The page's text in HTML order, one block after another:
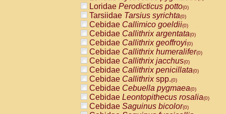
Loridae Perodicticus potto(0)
Tarsiidae Tarsius syrichta(0)
Cebidae Callimico goeldii(0)
Cebidae Callithrix argentata(0)
Cebidae Callithrix geoffroyi(0)
Cebidae Callithrix humeralifer(0)
Cebidae Callithrix jacchus(0)
Cebidae Callithrix penicillata(0)
Cebidae Callithrixspp.(0)
Cebidae Cebuella pygmaea(0)
Cebidae Leontopithecus rosalia(0)
Cebidae Saguinus bicolor(0)